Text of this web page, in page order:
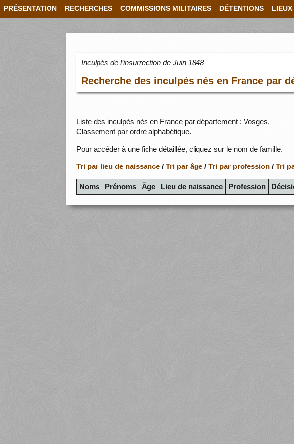
PRÉSENTATION RECHERCHES COMMISSIONS MILITAIRES DÉTENTIONS
Inculpés de l’insurrection de Juin 1848
Recherche des inculpés nés en France par
Liste des inculpés nés en France par département : Vosges.
Classement par ordre alphabétique.
Pour accéder à une fiche détaillée, cliquez sur le nom de famille.
Tri par lieu de naissance /Tri par âge /Tri par profession /Tri
Noms Prénoms Âge Lieu de naissance Profession